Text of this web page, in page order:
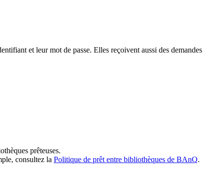
et leur mot de passe. Elles reçoivent aussi des demandes
prêteuses.
consultez la Politique de prêt entre bibliothèques de BAnQ.